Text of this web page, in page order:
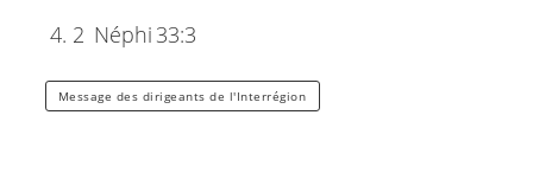
2 Néphi 33:3
Message des dirigeants de l'Interrégion